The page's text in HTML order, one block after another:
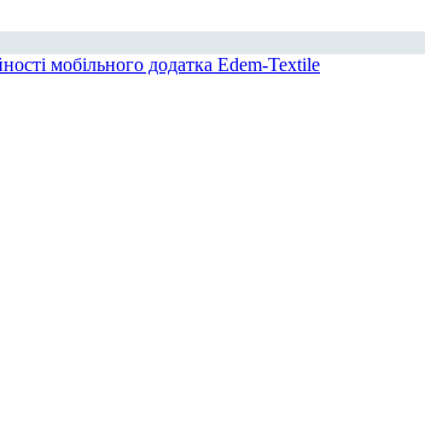
мобільного додатка Edem-Textile